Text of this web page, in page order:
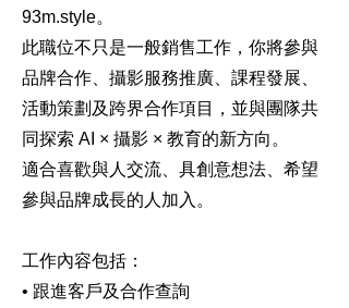
93m.style。
此職位不只是一般銷售工作，你將參與
品牌合作、攝影服務推廣、課程發展、
活動策劃及跨界合作項目，並與團隊共
同探索 AI × 攝影 × 教育的新方向。
適合喜歡與人交流、具創意想法、希望
參與品牌成長的人加入。
工作內容包括：
• 跟進客戶及合作查詢